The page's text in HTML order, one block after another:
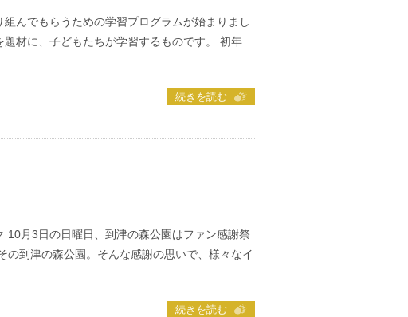
んでもらうための学習プログラムが始まりまし
材に、子どもたちが学習するものです。 初年
続きを読む
10月3日の日曜日、到津の森公園はファン感謝祭
の到津の森公園。そんな感謝の思いで、様々なイ
続きを読む